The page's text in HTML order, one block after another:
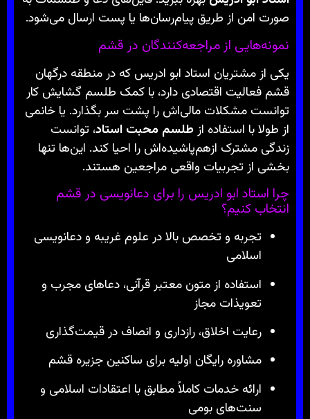
صورت امن از طریق پیام‌رسان‌ها یا پست ارسال می‌شود.
نمونه‌هایی از مراجعه‌کنندگان در قشم
یکی از مشتریان استاد ابو ادریس که در منطقه درگهان
قشم فعالیت اقتصادی دارد، با کمک طلسم گشایش کار
توانست مشکلات مالی‌اش را پشت سر بگذارد. یا خانمی
از طولا با استفاده ازطلسم محبت استاد، توانست
زندگی مشترک ازهم‌پاشیده‌اش را احیا کند. این‌ها تنها
بخشی از تجربیات واقعی مراجعین هستند.
چرا استاد ابو ادریس را برای دعانویسی در قشم
انتخاب کنیم؟
تجربه و تخصص بالا در علوم غریبه و دعانویسی
اسلامی
استفاده از متون معتبر قرآنی، دعاهای مجرب و
تعویذات مجاز
رعایت اخلاق، رازداری و انصاف در قیمت‌گذاری
مشاوره رایگان اولیه برای ساکنین جزیره قشم
ارائه خدمات کاملاً مطابق با اعتقادات اسلامی و
سنت‌های بومی